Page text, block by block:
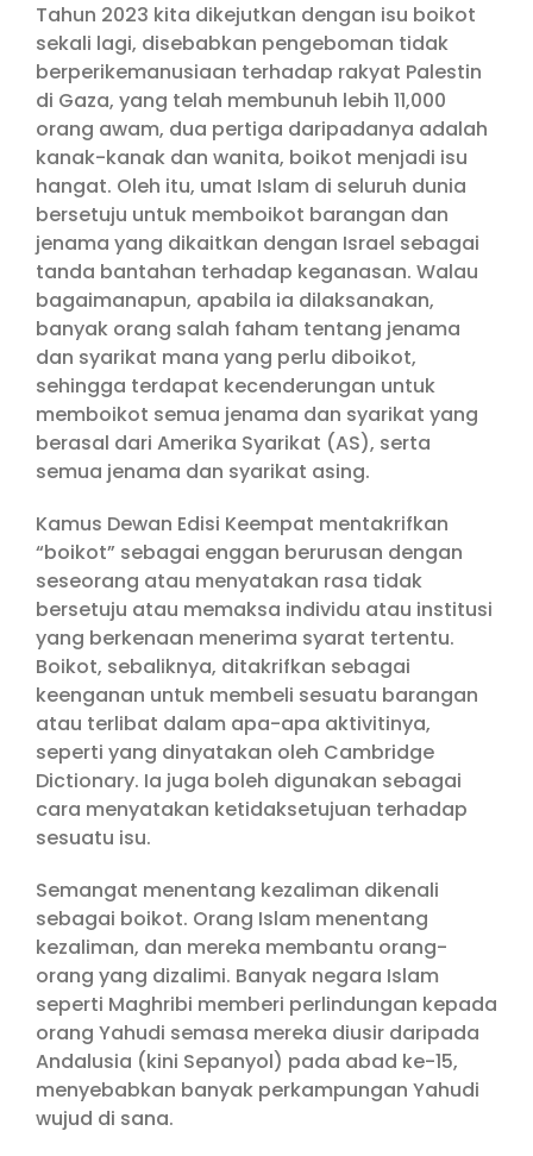
Tahun 2023 kita dikejutkan dengan isu boikot
sekali lagi, disebabkan pengeboman tidak
berperikemanusiaan terhadap rakyat Palestin
di Gaza, yang telah membunuh lebih 11,000
orang awam, dua pertiga daripadanya adalah
kanak-kanak dan wanita, boikot menjadi isu
hangat. Oleh itu, umat Islam di seluruh dunia
bersetuju untuk memboikot barangan dan
jenama yang dikaitkan dengan Israel sebagai
tanda bantahan terhadap keganasan. Walau
bagaimanapun, apabila ia dilaksanakan,
banyak orang salah faham tentang jenama
dan syarikat mana yang perlu diboikot,
sehingga terdapat kecenderungan untuk
memboikot semua jenama dan syarikat yang
berasal dari Amerika Syarikat (AS), serta
semua jenama dan syarikat asing.
Kamus Dewan Edisi Keempat mentakrifkan
“boikot” sebagai enggan berurusan dengan
seseorang atau menyatakan rasa tidak
bersetuju atau memaksa individu atau institusi
yang berkenaan menerima syarat tertentu.
Boikot, sebaliknya, ditakrifkan sebagai
keenganan untuk membeli sesuatu barangan
atau terlibat dalam apa-apa aktivitinya,
seperti yang dinyatakan oleh Cambridge
Dictionary. Ia juga boleh digunakan sebagai
cara menyatakan ketidaksetujuan terhadap
sesuatu isu.
Semangat menentang kezaliman dikenali
sebagai boikot. Orang Islam menentang
kezaliman, dan mereka membantu orang-
orang yang dizalimi. Banyak negara Islam
seperti Maghribi memberi perlindungan kepada
orang Yahudi semasa mereka diusir daripada
Andalusia (kini Sepanyol) pada abad ke-15,
menyebabkan banyak perkampungan Yahudi
wujud di sana.